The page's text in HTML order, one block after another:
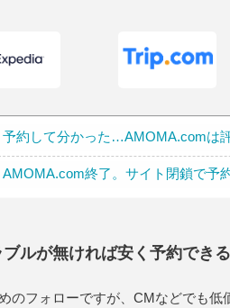
予約して分かった…AMOMA.comは
AMOMA.com終了。サイト閉鎖で予
ブルが無ければ安く予約でき
のフォローですが、CMなどでも低